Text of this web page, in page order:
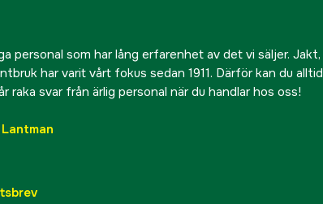
personal som har lång erfarenhet av det vi säljer. Jakt,
har varit vårt fokus sedan 1911. Därför kan du alltid
raka svar från ärlig personal när du handlar hos oss!